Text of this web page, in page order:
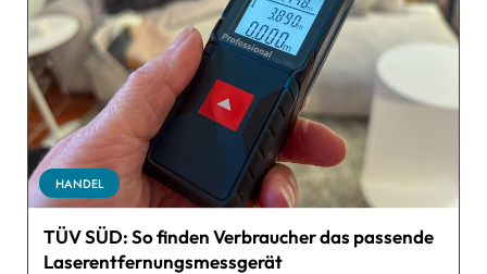
HANDEL
TÜV SÜD: So finden Verbraucher das passende
Laserentfernungsmessgerät